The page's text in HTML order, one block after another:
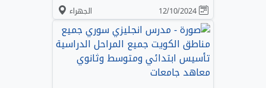
الجهراء